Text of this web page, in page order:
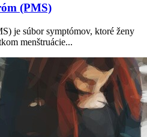
(PMS)
je súbor symptómov, ktoré ženy
menštruácie...